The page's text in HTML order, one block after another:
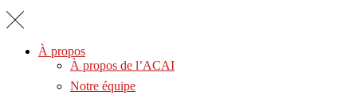
À propos
À propos de l’ACAI
Notre équipe